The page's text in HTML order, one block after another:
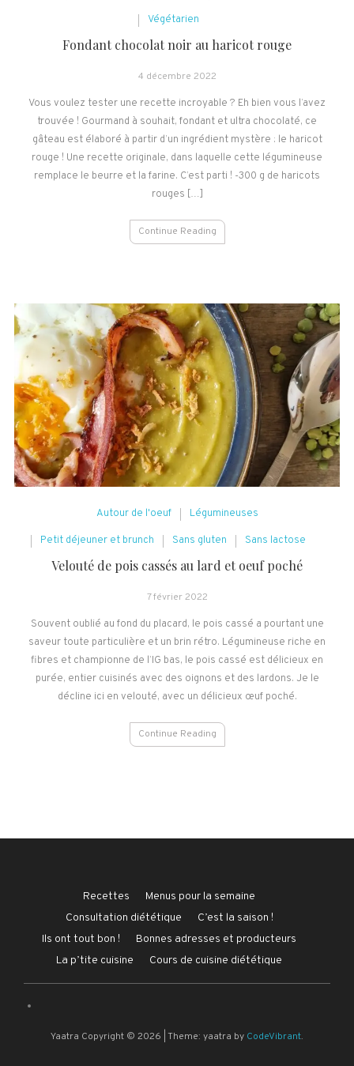
Végétarien
Fondant chocolat noir au haricot rouge
4 décembre 2022
Vous voulez tester une recette incroyable ? Eh bien vous l’avez
trouvée ! Gourmand à souhait, fondant et ultra chocolaté, ce
gâteau est élaboré à partir d’un ingrédient mystère : le haricot
rouge ! Une recette originale, dans laquelle cette légumineuse
remplace le beurre et la farine. C’est parti ! -300 g de haricots
rouges […]
Continue Reading
Autour de l'oeuf Légumineuses
Petit déjeuner et brunch Sans gluten Sans lactose
Velouté de pois cassés au lard et oeuf poché
7 février 2022
Souvent oublié au fond du placard, le pois cassé a pourtant une
saveur toute particulière et un brin rétro. Légumineuse riche en
fibres et championne de l’IG bas, le pois cassé est délicieux en
purée, entier cuisinés avec des oignons et des lardons. Je le
décline ici en velouté, avec un délicieux œuf poché.
Continue Reading
Recettes
Menus pour la semaine
Consultation diététique
C’est la saison !
Ils ont tout bon !
Bonnes adresses et producteurs
La p’tite cuisine
Cours de cuisine diététique
Yaatra Copyright © 2026 Theme: yaatra by CodeVibrant.